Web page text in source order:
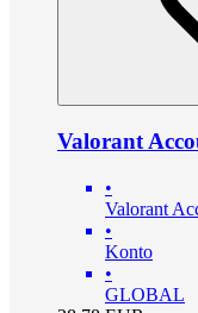
Valorant
•
Valorant
•
Konto
•
GLOBAL